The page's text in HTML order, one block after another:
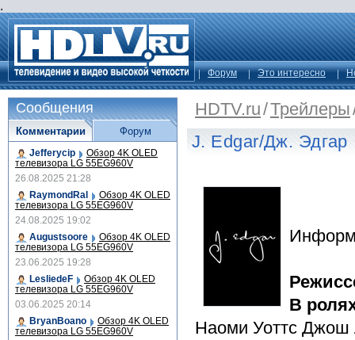
.
Форум Это интересно
HDTV.ru/Трейлеры
J. Edgar/Дж. Эдгар
В
Наоми Уоттс Джош
Сообщения
Комментарии
Jefferycip Обзор 4K OLED
телевизора LG 55EG960V
26.08.2025 21:28
RaymondRal
Обзор 4K OLED
телевизора LG 55EG960V
24.08.2025 19:02
Augustsoore
Обзор 4K OLED
телевизора LG 55EG960V
23.06.2025 19:28
LesliedeF
Обзор 4K OLED
телевизора LG 55EG960V
03.06.2025 20:14
BryanBoano
Обзор 4K OLED
телевизора LG 55EG960V
Форум